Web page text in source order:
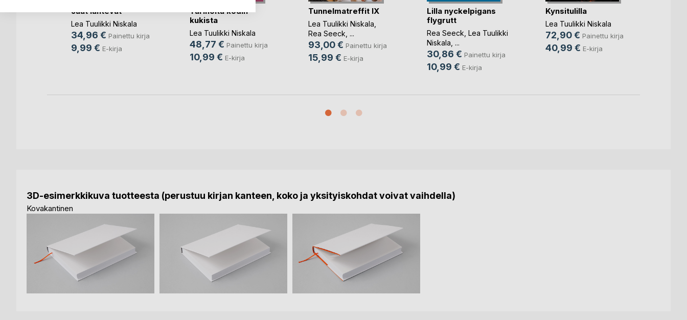
uniset Jäät lähtevät
Lea Tuulikki Niskala
34,96 € Painettu kirja
9,99 € E-kirja
Tarinoita kodin
kukista
Lea Tuulikki Niskala
48,77 € Painettu kirja
10,99 € E-kirja
Tunnelmatreffit IX
Lea Tuulikki Niskala
Rea Seeck , ...
93,00 € Painettu kirja
15,99 € E-kirja
Lilla nyckelpigans
flygrutt
Rea Seeck Lea Tuulikki
Niskala , ...
30,86 € Painettu kirja
10,99 € E-kirja
Kynsitulilla
Lea Tuulikki Niskala
72,90 € Painettu kirja
40,99 € E-kirja
3D-esimerkkikuva tuotteesta (perustuu kirjan kanteen, koko ja yksityiskohdat voivat vaihdella)
Kovakantinen